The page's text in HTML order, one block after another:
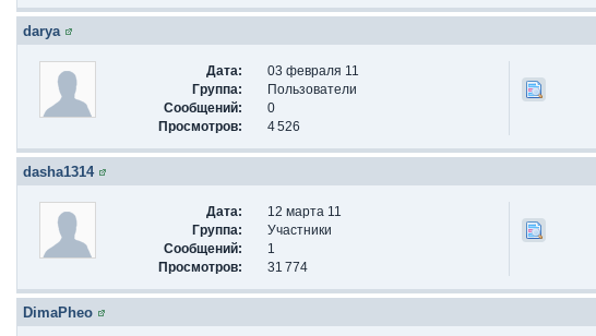
darya
Дата:
03 февраля 11
Группа:
Пользователи
Сообщений:
0
Просмотров:
4 526
dasha1314
Дата:
12 марта 11
Группа:
Участники
Сообщений:
1
Просмотров:
31 774
DimaPheo